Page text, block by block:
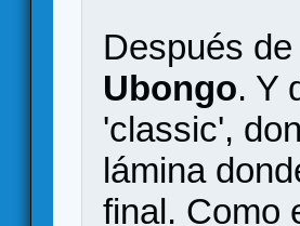
Después
Ubongo. Y
'classic',
lámina
final. Como